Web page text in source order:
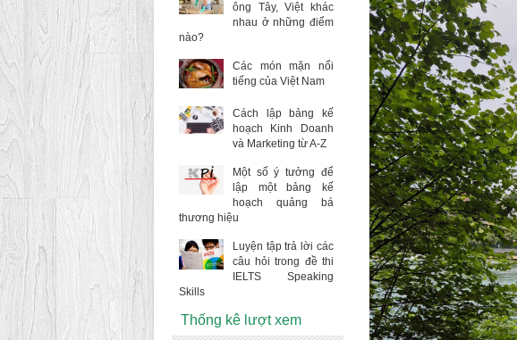
ông Tây, Việt khác
nhau ở những điểm
nào?
Các món mặn nổi
tiếng của Việt Nam
Cách lập bảng kế
hoạch Kinh Doanh
và Marketing từ A-Z
Một số ý tưởng để
lập một bảng kế
hoạch quảng bá
thương hiệu
Luyện tập trả lời các
câu hỏi trong đề thi
IELTS Speaking
Skills
Thống kê lượt xem